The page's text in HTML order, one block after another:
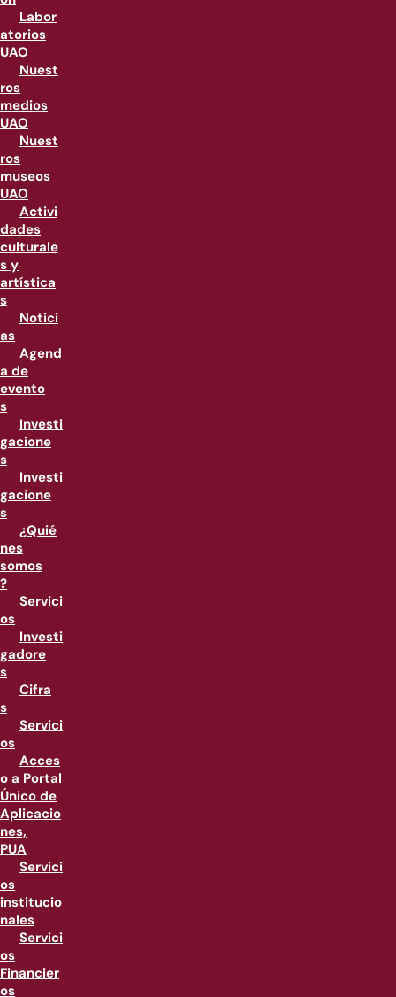
Labor
atorios
UAO
Nuest
ros
medios
UAO
Nuest
ros
museos
UAO
Activi
dades
culturale
s y
artística
s
Notici
as
Agend
a de
evento
s
Investi
gacione
s
Investi
gacione
s
¿Quié
nes
somos
?
Servici
os
Investi
gadore
s
Cifra
s
Servici
os
Acces
o a Portal
Único de
Aplicacio
nes,
PUA
Servici
os
institucio
nales
Servici
os
Financier
os